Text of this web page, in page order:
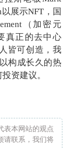
展示NFT，国
（加密元
真正的去中心
皆可创造，我
构成长久的热
资建议。
表本网站的观点
请联系，我们将